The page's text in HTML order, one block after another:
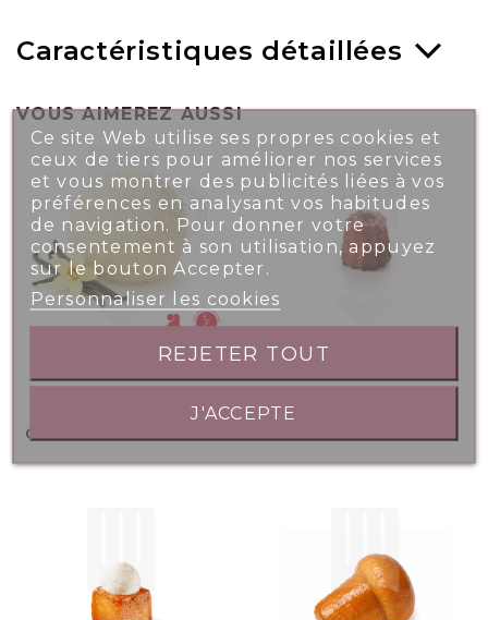
Caractéristiques détaillées
VOUS AIMEREZ AUSSI
Bac 2.5L - Crème
Glacée Vanille Délice
Mini Canelé 16gr
Ce site Web utilise ses propres cookies et
ceux de tiers pour améliorer nos services
et vous montrer des publicités liées à vos
préférences en analysant vos habitudes
de navigation. Pour donner votre
consentement à son utilisation, appuyez
sur le bouton Accepter.
Personnaliser les cookies
REJETER TOUT
J'ACCEPTE